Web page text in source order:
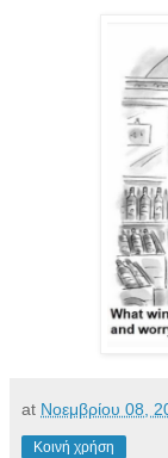
at Νοεμβρίου 08,
Κοινή χρήση